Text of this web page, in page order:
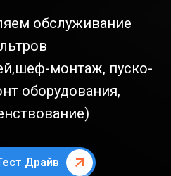
обслуживание
монтаж, пуско-
оборудования,
Драйв